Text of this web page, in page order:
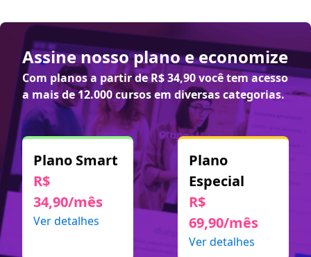
Assine nosso plano e economize
Com planos a partir deR$ 34,90você tem acesso
a mais de 12.000 cursos em diversas categorias.
Plano Smart
R$
34,90/mês
Ver detalhes
Plano
Especial
R$
69,90/mês
Ver detalhes